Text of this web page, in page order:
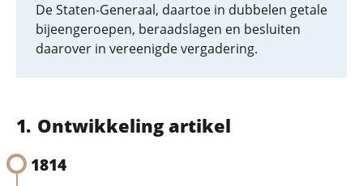
De Staten-Generaal, daartoe in dubbelen getale
bijeengeroepen, beraadslagen en besluiten
daarover in vereenigde vergadering.
Ontwikkeling artikel
1814